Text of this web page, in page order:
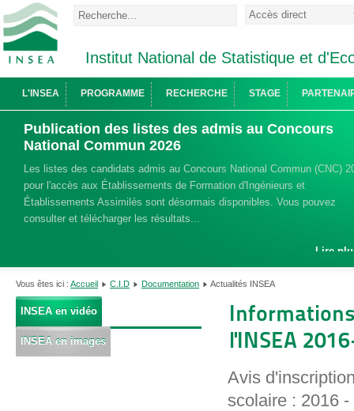
Institut National de Statistique et
L'INSEA PROGRAMME RECHERCHE STAGE
Publication des listes des admis au Concours
National Commun 2026
Les listes des candidats admis au Concours National Commun (CNC)
pour l'accès aux Établissements de Formation d'Ingénieurs et
Établissements Assimilés sont désormais disponibles. Vous pouvez
consulter et télécharger les résultats...
Lire
Vous êtes ici : Accueil C.I.D Documentation Actualités INSEA
INSEA en vidéo
INSEA en images
l'INSEA
Avis
scolaire : 2016